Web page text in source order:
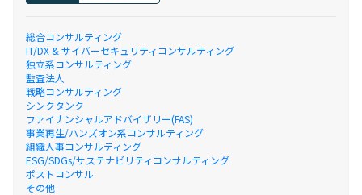
総合コンサルティング
IT/DX & サイバーセキュリティコンサルティング
独立系コンサルティング
監査法人
戦略コンサルティング
シンクタンク
ファイナンシャルアドバイザリー(FAS)
事業再生/ハンズオン系コンサルティング
組織人事コンサルティング
ESG/SDGs/サステナビリティコンサルティング
ポストコンサル
その他